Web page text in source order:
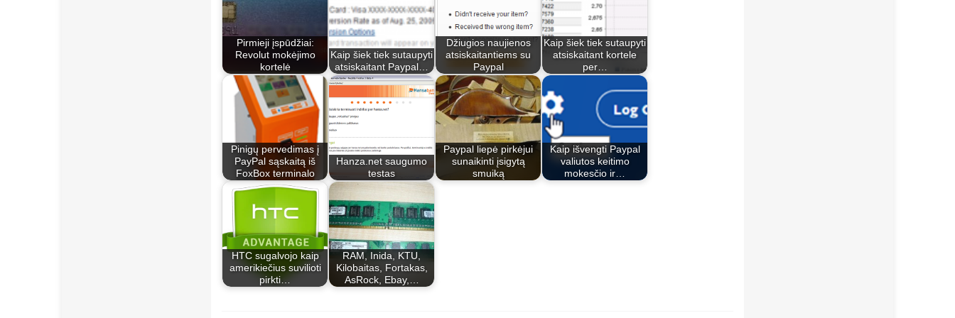
Pirmieji įspūdžiai:
Revolut mokėjimo
kortelė
Kaip šiek tiek sutaupyti
atsiskaitant Paypal…
Džiugios naujienos
atsiskaitantiems su
Paypal
Kaip šiek tiek sutaupyti
atsiskaitant kortele
per…
Pinigų pervedimas į
PayPal sąskaitą iš
FoxBox terminalo
Hanza.net saugumo
testas
Paypal liepė pirkėjui
sunaikinti įsigytą
smuiką
Kaip išvengti Paypal
valiutos keitimo
mokesčio ir…
HTC sugalvojo kaip
amerikiečius suvilioti
pirkti…
RAM, Inida, KTU,
Kilobaitas, Fortakas,
AsRock, Ebay,…